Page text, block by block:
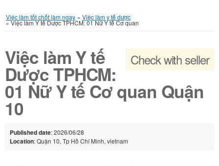
Việc làm tốt chốt làm ngay » Việc làm y tế dược
»Việc làm Y tế Dược TPHCM: 01 Nữ Y tế Cơ quan
Check with seller
Việc làm Y tế
Dược TPHCM:
01 Nữ Y tế Cơ quan Quận
10
Published date: 2026/06/28
Location: Quận 10, Tp Hồ Chí Minh, vietnam